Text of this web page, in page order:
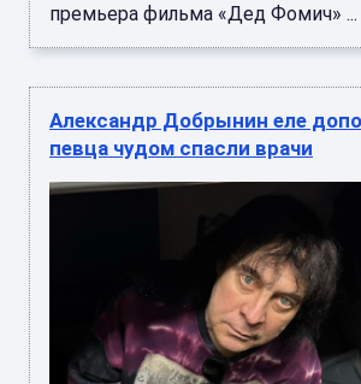
премьера фильма «Дед Фомич» ...
Александр Добрынин еле
певца чудом спасли врачи